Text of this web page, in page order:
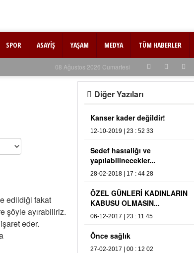
SPOR ASAYİŞ YAŞAM MEDYA TÜM HABERLER
08 Ağustos 2026 Cumartesi
edildiği fakat
şöyle ayırabiliriz.
eder.
Diğer Yazıları
Kanser kader değildir!
12-10-2019 | 23 : 52 33
Sedef hastaliğı ve
yapılabilinecekler...
28-02-2018 | 17 : 44 28
ÖZEL GÜNLERİ KADINLARIN
KABUSU OLMASIN...
06-12-2017 | 23 : 11 45
Önce sağlık
27-02-2017 | 00 : 12 02